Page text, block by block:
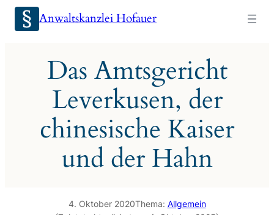
Zum
Inhalt
Anwaltskanzlei Hofauer
Das Amtsgericht
Leverkusen, der
chinesische Kaiser
und der Hahn
4. Oktober 2020Thema: Allgemein